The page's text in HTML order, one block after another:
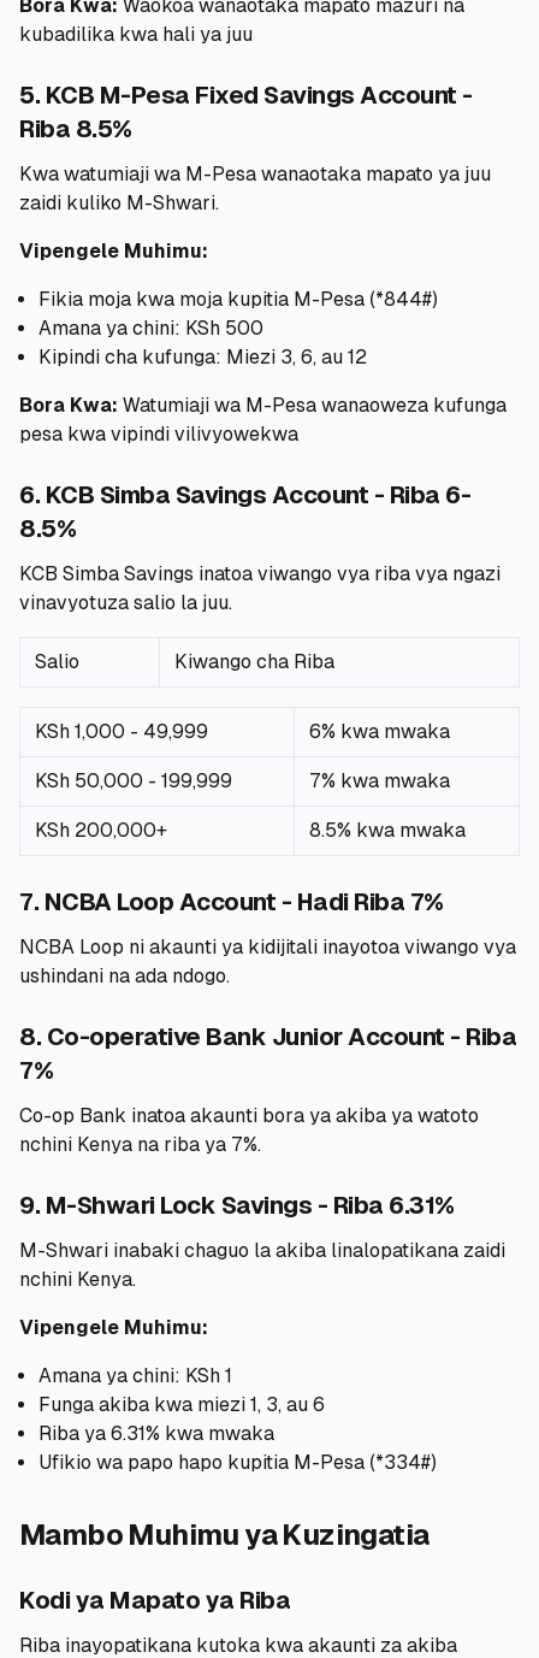
Bora Kwa: Waokoa wanaotaka mapato mazuri na
kubadilika kwa hali ya juu
5. KCB M-Pesa Fixed Savings Account -
Riba 8.5%
Kwa watumiaji wa M-Pesa wanaotaka mapato ya juu
zaidi kuliko M-Shwari.
Vipengele Muhimu:
Fikia moja kwa moja kupitia M-Pesa (*844#)
Amana ya chini: KSh 500
Kipindi cha kufunga: Miezi 3, 6, au 12
Bora Kwa: Watumiaji wa M-Pesa wanaoweza kufunga
pesa kwa vipindi vilivyowekwa
6. KCB Simba Savings Account - Riba 6-
8.5%
KCB Simba Savings inatoa viwango vya riba vya ngazi
vinavyotuza salio la juu.
Salio Kiwango cha Riba
KSh 1,000 - 49,999 6% kwa mwaka
KSh 50,000 - 199,999 7% kwa mwaka
KSh 200,000+ 8.5% kwa mwaka
7. NCBA Loop Account - Hadi Riba 7%
NCBA Loop ni akaunti ya kidijitali inayotoa viwango vya
ushindani na ada ndogo.
8. Co-operative Bank Junior Account - Riba
7%
Co-op Bank inatoa akaunti bora ya akiba ya watoto
nchini Kenya na riba ya 7%.
9. M-Shwari Lock Savings - Riba 6.31%
M-Shwari inabaki chaguo la akiba linalopatikana zaidi
nchini Kenya.
Vipengele Muhimu:
Amana ya chini: KSh 1
Funga akiba kwa miezi 1, 3, au 6
Riba ya 6.31% kwa mwaka
Ufikio wa papo hapo kupitia M-Pesa (*334#)
Mambo Muhimu ya Kuzingatia
Kodi ya Mapato ya Riba
Riba inayopatikana kutoka kwa akaunti za akiba